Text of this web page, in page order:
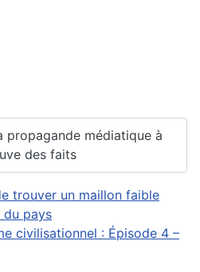
propagande médiatique à
des faits
trouver un maillon faible
du pays
civilisationnel : Épisode 4 –